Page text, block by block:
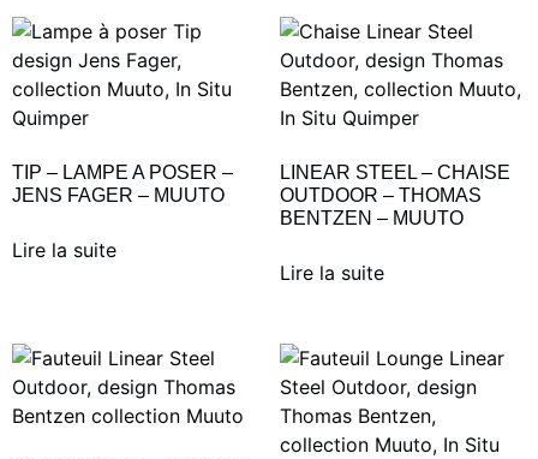
TIP – LAMPE A POSER –
JENS FAGER – MUUTO
Lire la suite
LINEAR STEEL – CHAISE
OUTDOOR – THOMAS
BENTZEN – MUUTO
Lire la suite